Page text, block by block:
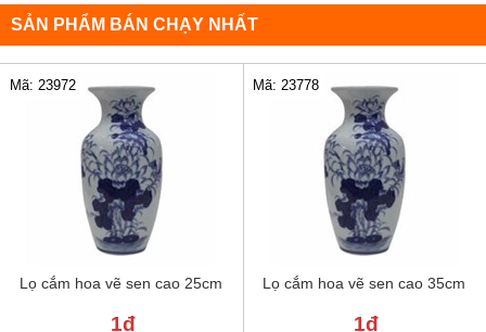
SẢN PHẨM BÁN CHẠY NHẤT
Lọ cắm hoa vẽ sen cao 25cm
Mã: 23972
1đ
Lọ cắm hoa vẽ sen cao 35cm
Mã: 23778
1đ